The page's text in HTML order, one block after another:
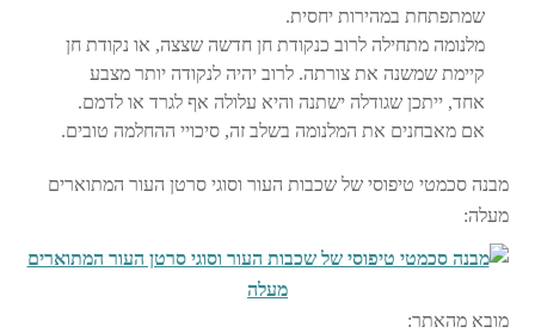
שמתפתחת במהירות יחסית.
מלנומה מתחילה לרוב כנקודת חן חדשה שצצה, או נקודת חן
קיימת שמשנה את צורתה. לרוב יהיה לנקודה יותר מצבע
אחד, ייתכן שגודלה ישתנה והיא עלולה אף לגרד או לדמם.
אם מאבחנים את המלנומה בשלב זה, סיכויי ההחלמה טובים.
מבנה סכמטי טיפוסי של שכבות העור וסוגי סרטן העור המתוארים
מעלה:
מובא מהאתר: